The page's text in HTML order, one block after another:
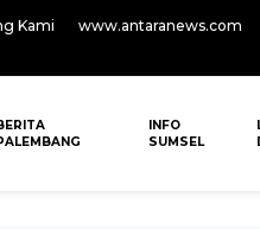
Kami www.antaranews.com
INFO
SUMSEL